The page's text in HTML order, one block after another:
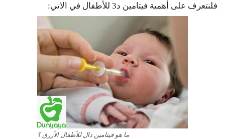
فلنتعرف على أهمية فيتامين د3 للأطفال في الاتي:
ما هو فيتامين دال للأطفال الأزرق ؟